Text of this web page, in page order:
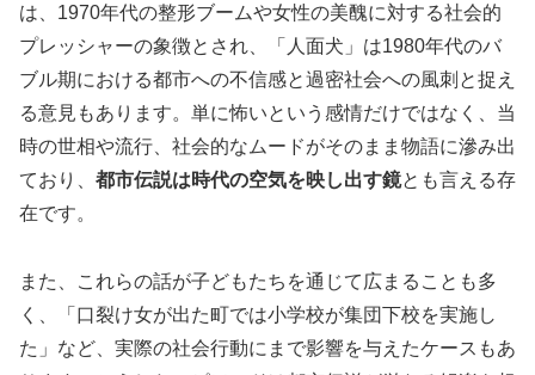
は、1970年代の整形ブームや女性の美醜に対する社会的
プレッシャーの象徴とされ、「人面犬」は1980年代のバ
ブル期における都市への不信感と過密社会への風刺と捉え
る意見もあります。単に怖いという感情だけではなく、当
時の世相や流行、社会的なムードがそのまま物語に滲み出
ており、 都市伝説は時代の空気を映し出す鏡とも言える存
在です。
また、これらの話が子どもたちを通じて広まることも多
く、「口裂け女が出た町では小学校が集団下校を実施し
た」など、実際の社会行動にまで影響を与えたケースもあ